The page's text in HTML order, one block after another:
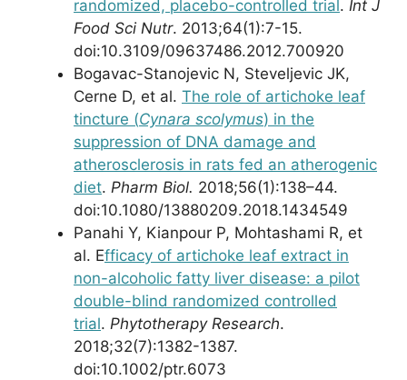
randomized, placebo-controlled trial. Int J
Food Sci Nutr. 2013;64(1):7-15.
doi:10.3109/09637486.2012.700920
Bogavac-Stanojevic N, Steveljevic JK,
Cerne D, et al. The role of artichoke leaf
tincture (Cynara scolymus) in the
suppression of DNA damage and
atherosclerosis in rats fed an atherogenic
diet. Pharm Biol. 2018;56(1):138–44.
doi:10.1080/13880209.2018.1434549
Panahi Y, Kianpour P, Mohtashami R, et
al. Efficacy of artichoke leaf extract in
non-alcoholic fatty liver disease: a pilot
double-blind randomized controlled
trial. Phytotherapy Research.
2018;32(7):1382-1387.
doi:10.1002/ptr.6073